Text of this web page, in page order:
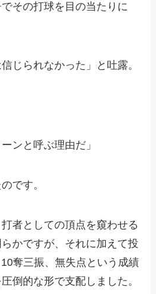
その打球を目の当たりに
じられなかった」と吐露。
ンと呼ぶ理由だ」
です。
者としての頂点を窺わせる
かですが、それに加えて投
奪三振、無失点という成績
倒的な形で支配しました。